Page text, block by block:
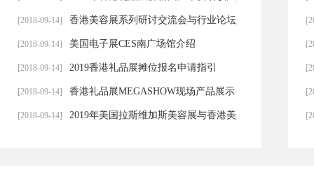
[2018-09-14] 香港美容展系列研讨交流会与行业论坛
介绍
[2018-09-14] 美国电子展CES南广场馆介绍
[2018-09-14] 2019香港礼品展摊位报名申请指引
[2018-09-14] 香港礼品展MEGASHOW现场产品展示
橱窗的介绍及申请
[2018-09-14] 2019年美国拉斯维加斯美容展与香港美